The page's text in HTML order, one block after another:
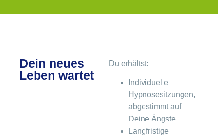
Dein neues
Leben wartet
Du erhältst:
Individuelle
Hypnosesitzungen,
abgestimmt auf
Deine Ängste.
Langfristige